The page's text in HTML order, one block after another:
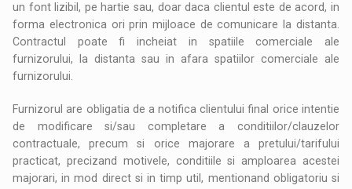
un font lizibil, pe hartie sau, doar daca clientul este de acord, in
forma electronica ori prin mijloace de comunicare la distanta.
Contractul poate fi incheiat in spatiile comerciale ale
furnizorului, la distanta sau in afara spatiilor comerciale ale
furnizorului.
Furnizorul are obligatia de a notifica clientului final orice intentie
de modificare si/sau completare a conditiilor/clauzelor
contractuale, precum si orice majorare a pretului/tarifului
practicat, precizand motivele, conditiile si amploarea acestei
majorari, in mod direct si in timp util, mentionand obligatoriu si